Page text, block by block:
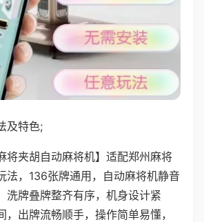
及特色;
将夹胡自动麻将机】适配郑州麻将
法，136张牌通用，自动麻将机静音
洗牌叠牌整齐有序，机身设计紧
，出牌流畅顺手，操作简单易懂，